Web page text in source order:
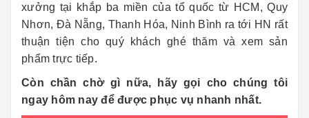
xưởng tại khắp ba miền của tổ quốc từ HCM, Quy
Nhơn, Đà Nẵng, Thanh Hóa, Ninh Bình ra tới HN rất
thuận tiện cho quý khách ghé thăm và xem sản
phẩm trực tiếp.
Còn chần chờ gì nữa, hãy gọi cho chúng tôi
ngay hôm nay để được phục vụ nhanh nhất.